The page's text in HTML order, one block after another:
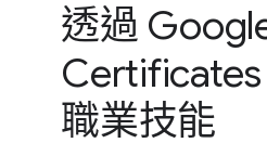
透過
職業​技能